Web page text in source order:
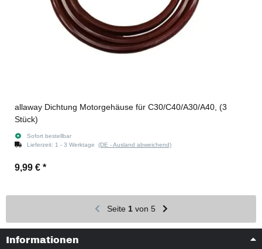
allaway Dichtung Motorgehäuse für C30/C40/A30/A40, (3
Stück)
Sofort bestellbar
Lieferzeit: 1 - 3 Werktage (DE - Ausland abweichend)
9,99 € *
Seite 1von 5
Informationen